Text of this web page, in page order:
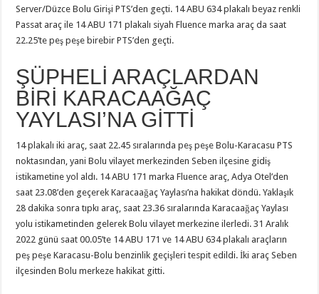
Server/Düzce Bolu Girişi PTS’den geçti. 14 ABU 634 plakalı beyaz renkli
Passat araç ile 14 ABU 171 plakalı siyah Fluence marka araç da saat
22.25’te peş peşe birebir PTS’den geçti.
ŞÜPHELİ ARAÇLARDAN
BİRİ KARACAAĞAÇ
YAYLASI’NA GİTTİ
14 plakalı iki araç, saat 22.45 sıralarında peş peşe Bolu-Karacasu PTS
noktasından, yani Bolu vilayet merkezinden Seben ilçesine gidiş
istikametine yol aldı. 14 ABU 171 marka Fluence araç, Adya Otel’den
saat 23.08’den geçerek Karacaağaç Yaylası’na hakikat döndü. Yaklaşık
28 dakika sonra tıpkı araç, saat 23.36 sıralarında Karacaağaç Yaylası
yolu istikametinden gelerek Bolu vilayet merkezine ilerledi. 31 Aralık
2022 günü saat 00.05’te 14 ABU 171 ve 14 ABU 634 plakalı araçların
peş peşe Karacasu-Bolu benzinlik geçişleri tespit edildi. İki araç Seben
ilçesinden Bolu merkeze hakikat gitti.